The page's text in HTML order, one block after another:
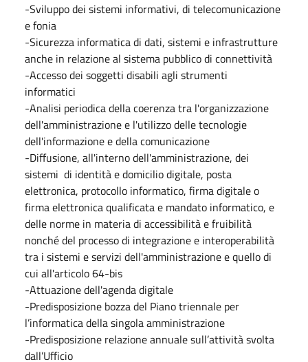
-Sviluppo dei sistemi informativi, di telecomunicazione
e fonia
-Sicurezza informatica di dati, sistemi e infrastrutture
anche in relazione al sistema pubblico di connettività
-Accesso dei soggetti disabili agli strumenti
informatici
-Analisi periodica della coerenza tra l'organizzazione
dell'amministrazione e l'utilizzo delle tecnologie
dell'informazione e della comunicazione
-Diffusione, all'interno dell'amministrazione, dei
sistemi di identità e domicilio digitale, posta
elettronica, protocollo informatico, firma digitale o
firma elettronica qualificata e mandato informatico, e
delle norme in materia di accessibilità e fruibilità
nonché del processo di integrazione e interoperabilità
tra i sistemi e servizi dell'amministrazione e quello di
cui all'articolo 64-bis
-Attuazione dell'agenda digitale
-Predisposizione bozza del Piano triennale per
l’informatica della singola amministrazione
-Predisposizione relazione annuale sull’attività svolta
dall’Ufficio